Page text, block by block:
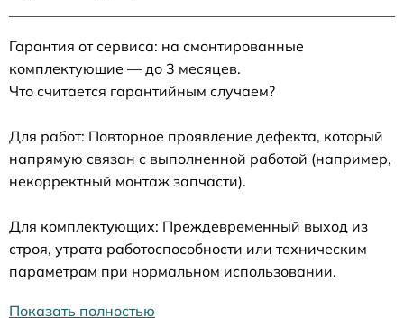
Гарантия от сервиса: на смонтированные
комплектующие — до 3 месяцев.
Что считается гарантийным случаем?
Для работ: Повторное проявление дефекта, который
напрямую связан с выполненной работой (например,
некорректный монтаж запчасти).
Для комплектующих: Преждевременный выход из
строя, утрата работоспособности или техническим
параметрам при нормальном использовании.
Показать полностью